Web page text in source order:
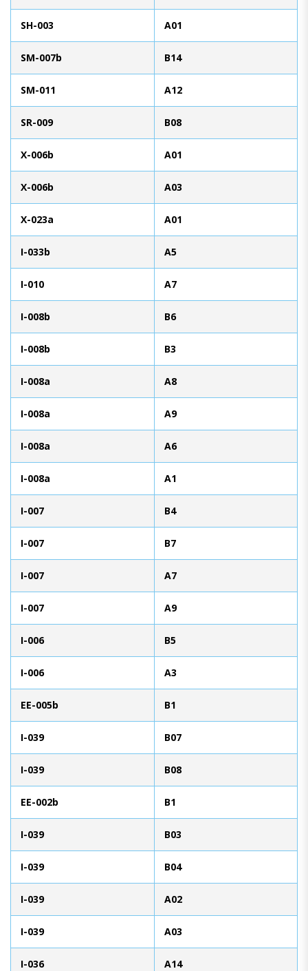
SH-003 A01
SM-007b B14
SM-011 A12
SR-009 B08
X-006b A01
X-006b A03
X-023a A01
I-033b A5
I-010 A7
I-008b B6
I-008b B3
I-008a A8
I-008a A9
I-008a A6
I-008a A1
I-007 B4
I-007 B7
I-007 A7
I-007 A9
I-006 B5
I-006 A3
EE-005b B1
I-039 B07
I-039 B08
EE-002b B1
I-039 B03
I-039 B04
I-039 A02
I-039 A03
I-036 A14